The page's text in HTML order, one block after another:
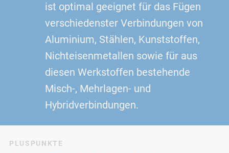
ist optimal geeignet für das Fügen
verschiedenster Verbindungen von
Aluminium, Stählen, Kunststoffen,
Nichteisenmetallen sowie für aus
diesen Werkstoffen bestehende
Misch‑, Mehrlagen‑ und
Hybridverbindungen.
PLUSPUNKTE